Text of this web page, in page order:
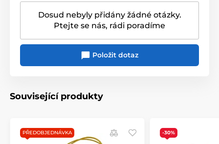
Dosud nebyly přidány žádné otázky.
Ptejte se nás, rádi poradíme
Položit dotaz
Související produkty
PŘEDOBJEDNÁVKA -30%